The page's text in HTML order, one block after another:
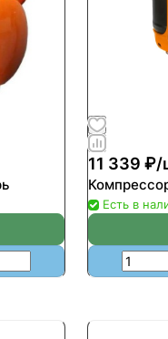
11 339 ₽/
Есть в